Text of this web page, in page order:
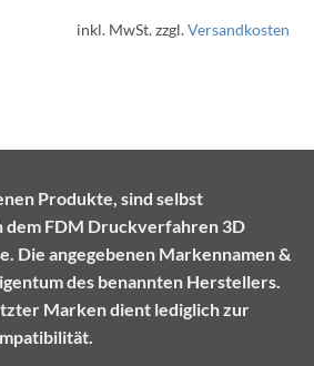
inkl. MwSt.zzgl.Versandkosten
Produkte, sind selbst
dem FDM Druckverfahren 3D
Die angegebenen Markennamen &
des benannten Herstellers.
Marken dient lediglich zur